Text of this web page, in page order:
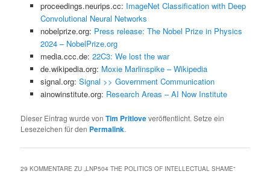
proceedings.neurips.cc: ImageNet Classification with Deep
Convolutional Neural Networks
nobelprize.org: Press release: The Nobel Prize in Physics
2024 – NobelPrize.org
media.ccc.de: 22C3: We lost the war
de.wikipedia.org: Moxie Marlinspike – Wikipedia
signal.org: Signal >> Government Communication
ainowinstitute.org: Research Areas – AI Now Institute
Dieser Eintrag wurde vonTim Pritloveveröffentlicht. Setze ein
Lesezeichen für den Permalink.
29 KOMMENTARE ZU „LNP504 THE POLITICS OF INTELLECTUAL SHAME“